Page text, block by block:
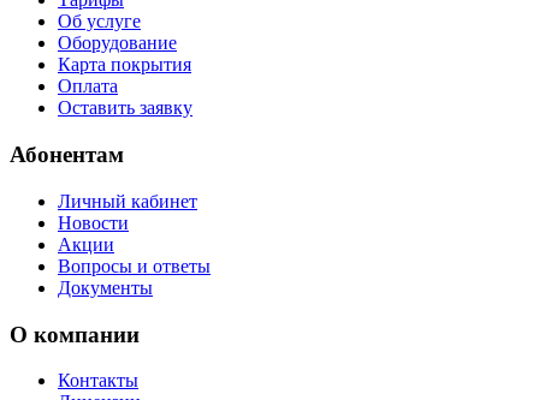
Об услуге
Оборудование
Карта покрытия
Оплата
Оставить заявку
Абонентам
Личный кабинет
Новости
Акции
Вопросы и ответы
Документы
О компании
Контакты